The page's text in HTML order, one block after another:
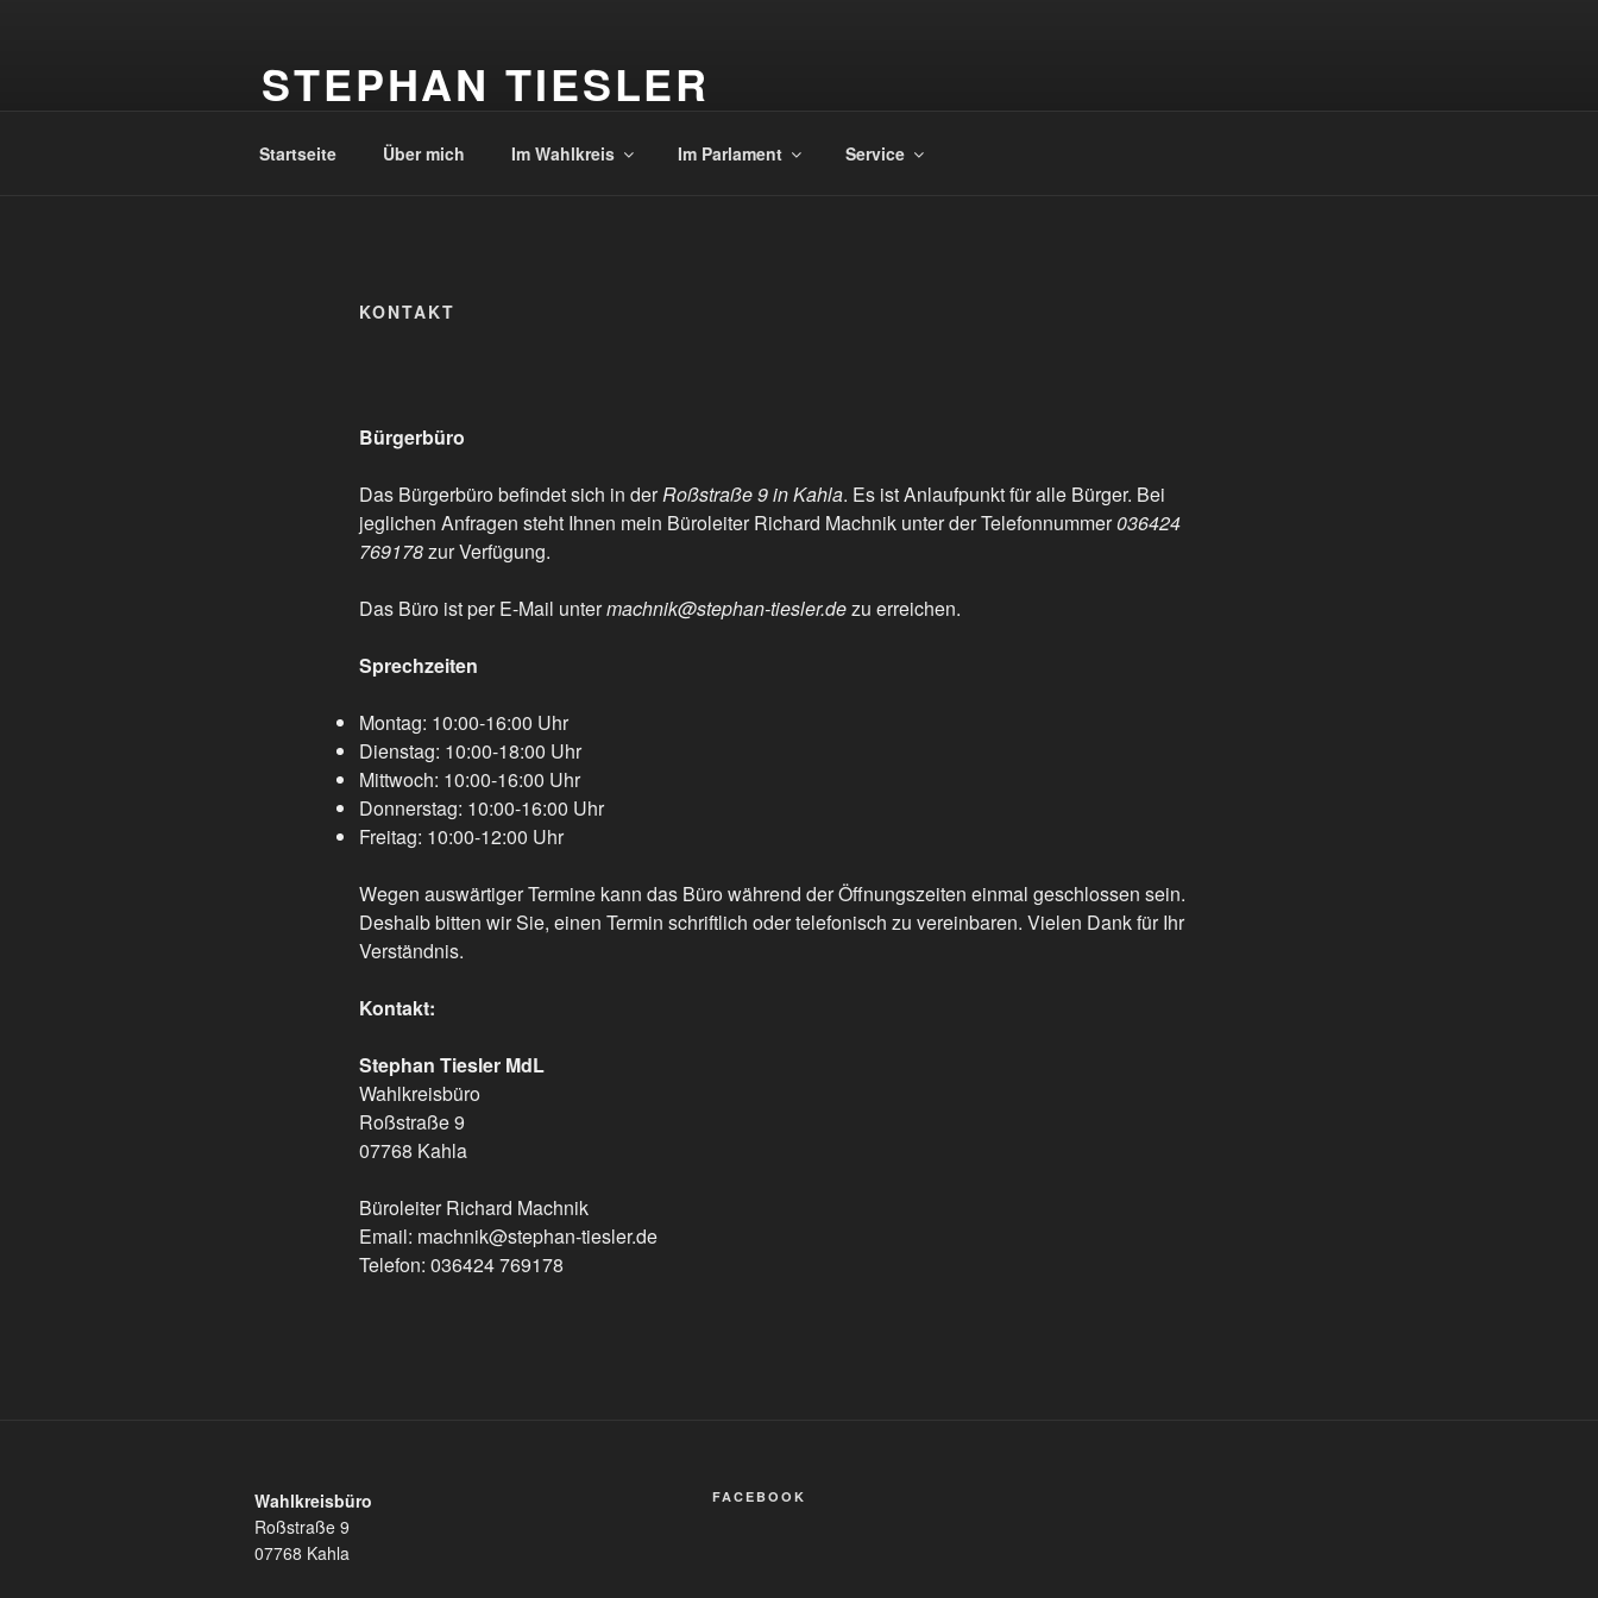
STEPHAN TIESLER
Startseite Über mich Im Wahlkreis Im Parlament Service
KONTAKT
Bürgerbüro
Das Bürgerbüro befindet sich in derRoßstraße 9 in Kahla. Es ist Anlaufpunkt für alle Bürger. Bei
jeglichen Anfragen steht Ihnen mein Büroleiter Richard Machnik unter der Telefonnummer036424
769178zur Verfügung.
Das Büro ist per E-Mail untermachnik@stephan-tiesler.dezu erreichen.
Sprechzeiten
Montag: 10:00-16:00 Uhr
Dienstag: 10:00-18:00 Uhr
Mittwoch: 10:00-16:00 Uhr
Donnerstag: 10:00-16:00 Uhr
Freitag: 10:00-12:00 Uhr
Wegen auswärtiger Termine kann das Büro während der Öffnungszeiten einmal geschlossen sein.
Deshalb bitten wir Sie, einen Termin schriftlich oder telefonisch zu vereinbaren. Vielen Dank für Ihr
Verständnis.
Kontakt:
Stephan Tiesler MdL
Wahlkreisbüro
Roßstraße 9
07768 Kahla
Büroleiter Richard Machnik
Email: machnik@stephan-tiesler.de
Telefon: 036424 769178
Wahlkreisbüro
Roßstraße 9
07768 Kahla
FACEBOOK